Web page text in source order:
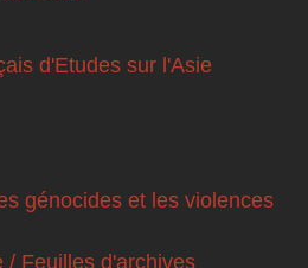
d'Etudes sur l'Asie
génocides et les violences
/ Feuilles d'archives